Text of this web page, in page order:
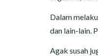
Dalam
dan lain-lain.
Agak susah